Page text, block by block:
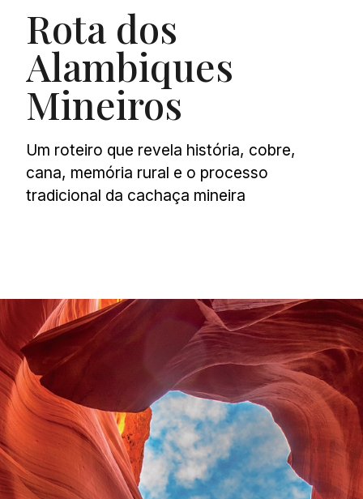
Rota dos
Alambiques
Mineiros
Um roteiro que revela história, cobre,
cana, memória rural e o processo
tradicional da cachaça mineira